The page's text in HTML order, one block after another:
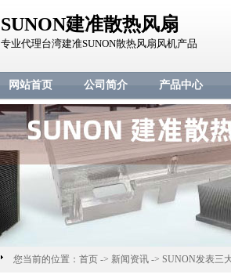
SUNON建准散热风扇
专业代理台湾建准SUNON散热风扇风机产品
网站首页 公司简介 产品中心
您当前的位置： 首页 -> 新闻资讯 -> SUNON发表三